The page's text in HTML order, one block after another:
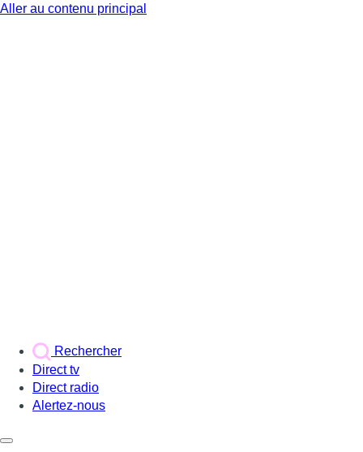
Aller au contenu principal
Rechercher
Direct tv
Direct radio
Alertez-nous